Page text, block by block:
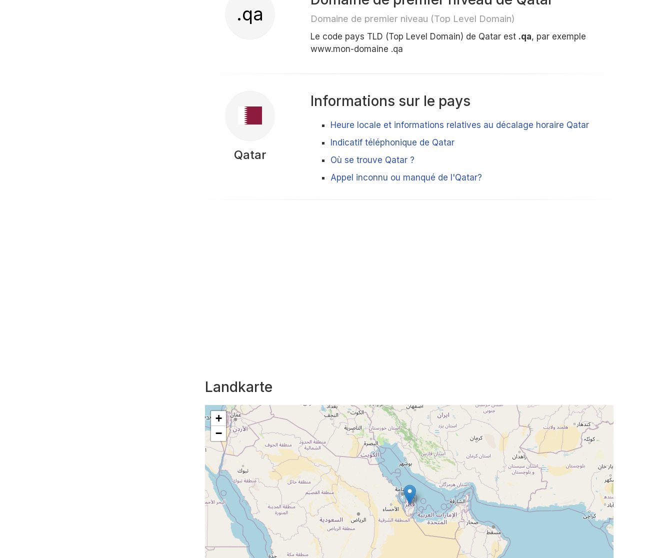
.qa Domaine de premier niveau (Top Level Domain)
Le code pays TLD (Top Level Domain) de Qatar est .qa, par exemple
www.mon-domaine .qa
Qatar
Informations sur le pays
Heure locale et informations relatives au décalage horaire Qatar
Indicatif téléphonique de Qatar
Où se trouve Qatar ?
Appel inconnu ou manqué de l'Qatar?
Landkarte
+
−